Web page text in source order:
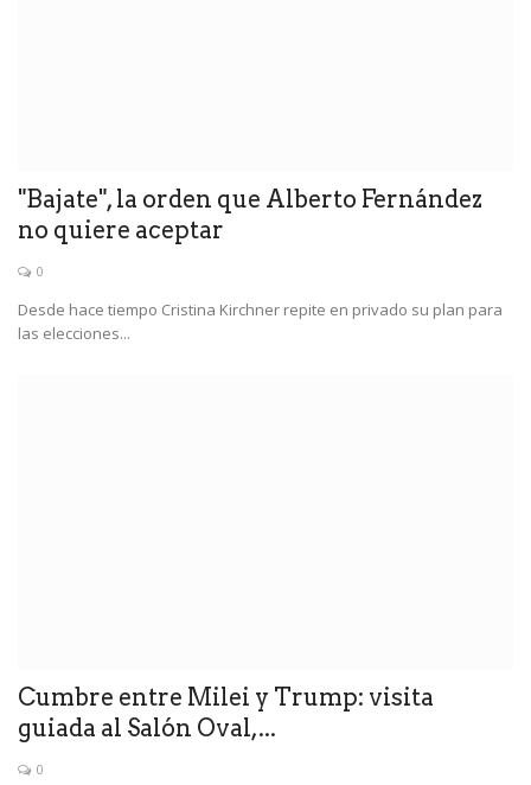
"Bajate", la orden que Alberto Fernández
no quiere aceptar
0
Desde hace tiempo Cristina Kirchner repite en privado su plan para
las elecciones...
Cumbre entre Milei y Trump: visita
guiada al Salón Oval,...
0